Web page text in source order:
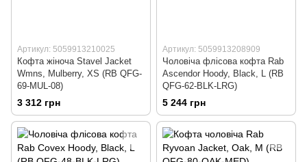
Артикул: 5059913210025
Кофта жіноча Stavel Jacket
Wmns, Mulberry, XS (RB QFG-
69-MUL-08)
3 312 грн
Артикул: 5059913208909
Чоловіча флісова кофта Rab
Ascendor Hoody, Black, L (RB
QFG-62-BLK-LRG)
5 244 грн